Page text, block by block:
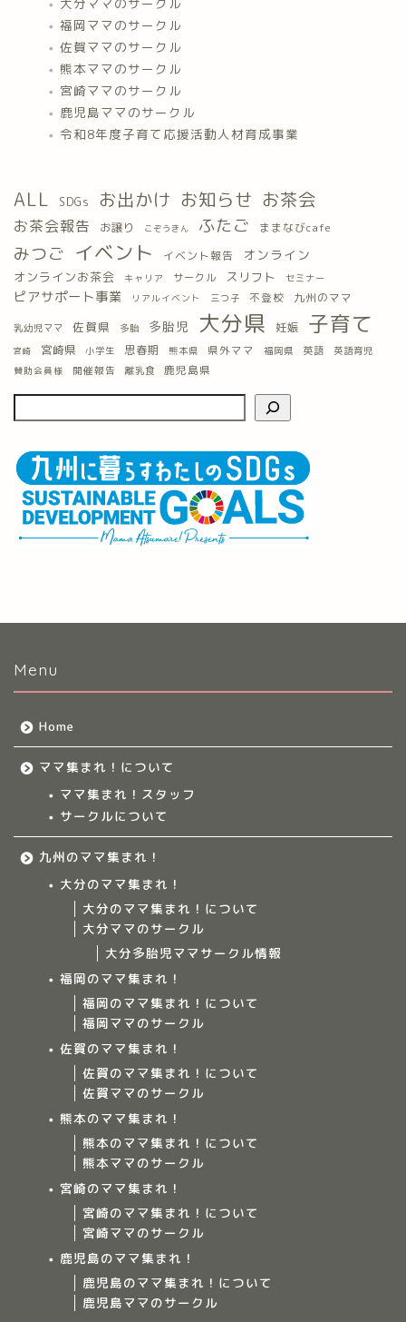
福岡ママのサークル
佐賀ママのサークル
熊本ママのサークル
宮崎ママのサークル
鹿児島ママのサークル
令和8年度子育て応援活動人材育成事業
ALL SDGs お出かけ お知らせ お茶会
お茶会報告 お譲り こぞうきん ふたご ままなびcafe
みつご イベント イベント報告 オンライン
オンラインお茶会 キャリア サークル スリフト セミナー
ピアサポート事業 リアルイベント 三つ子 不登校 九州のママ
乳幼児ママ 佐賀県 多胎 多胎児 大分県 妊娠 子育て
宮崎 宮崎県 小学生 思春期 熊本県 県外ママ 福岡県 英語 英語育児
賛助会員様 開催報告 離乳食 鹿児島県
Menu
Home
ママ集まれ！について
ママ集まれ！スタッフ
サークルについて
九州のママ集まれ！
大分のママ集まれ！
大分のママ集まれ！について
大分ママのサークル
大分多胎児ママサークル情報
福岡のママ集まれ！
福岡のママ集まれ！について
福岡ママのサークル
佐賀のママ集まれ！
佐賀のママ集まれ！について
佐賀ママのサークル
熊本のママ集まれ！
熊本のママ集まれ！について
熊本ママのサークル
宮崎のママ集まれ！
宮崎のママ集まれ！について
宮崎ママのサークル
鹿児島のママ集まれ！
鹿児島のママ集まれ！について
鹿児島ママのサークル
ママ集まれ！について
ママ集まれ！スタッフ
九州のママ集まれ！